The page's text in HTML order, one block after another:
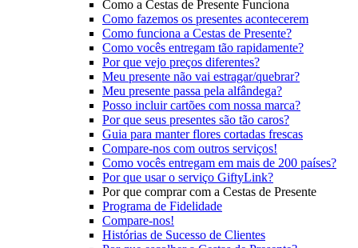
Como a Cestas de Presente Funciona
Como fazemos os presentes acontecerem
Como funciona a Cestas de Presente?
Como vocês entregam tão rapidamente?
Por que vejo preços diferentes?
Meu presente não vai estragar/quebrar?
Meu presente passa pela alfândega?
Posso incluir cartões com nossa marca?
Por que seus presentes são tão caros?
Guia para manter flores cortadas frescas
Compare-nos com outros serviços!
Como vocês entregam em mais de 200 países?
Por que usar o serviço GiftyLink?
Por que comprar com a Cestas de Presente
Programa de Fidelidade
Compare-nos!
Histórias de Sucesso de Clientes